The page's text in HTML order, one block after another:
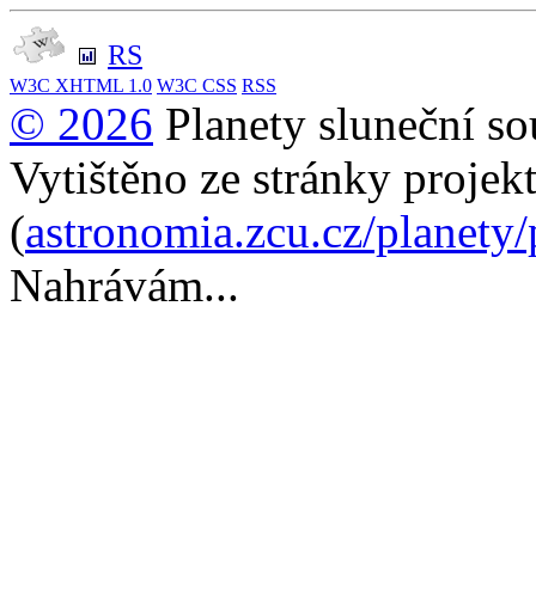
RS
W3C XHTML 1.0 W3C CSS RSS
© 2026 Planety sluneční
Vytištěno ze stránky
(astronomia.zcu.cz/
Nahrávám...